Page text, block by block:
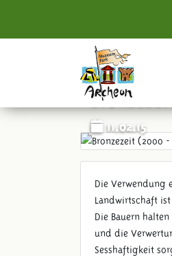
11.02.15
Die Verwendung
Landwirtschaft
Die Bauern
und die
Sesshaftigkeit